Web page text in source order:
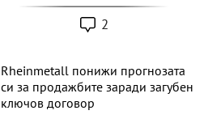
2
Rheinmetall понижи прогнозата
си за продажбите заради загубен
ключов договор